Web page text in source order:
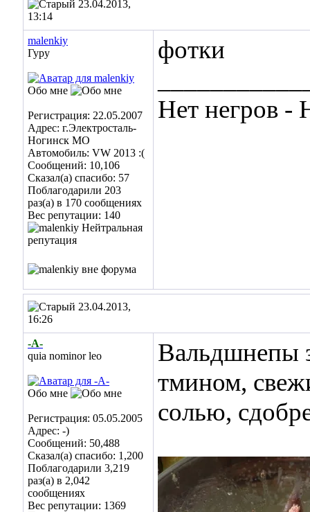
23.04.2013,
13:14
malenkiy
Гуру
Обо мне
Регистрация: 22.05.2007
Адрес: г.Электросталь-
Ногинск МО
Автомобиль: VW 2013 :(
Сообщений: 10,106
Сказал(а) спасибо: 57
Поблагодарили 203
раз(а) в 170 сообщениях
Вес репутации: 140
фотки
Нет негров -
23.04.2013,
16:26
-А-
quia nominor leo
Обо мне
Регистрация: 05.05.2005
Адрес: -)
Сообщений: 50,488
Сказал(а) спасибо: 1,200
Поблагодарили 3,219
раз(а) в 2,042
сообщениях
Вес репутации: 1369
Вальдшнепы
тмином,
солью,